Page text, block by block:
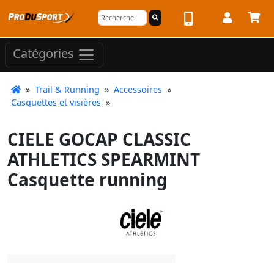
Catégories
» Trail & Running » Accessoires »
Casquettes et visières »
CIELE GOCAP CLASSIC
ATHLETICS SPEARMINT
Casquette running